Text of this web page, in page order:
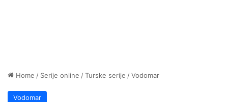
Home / Serije online /Turske serije /Vodomar
Vodomar